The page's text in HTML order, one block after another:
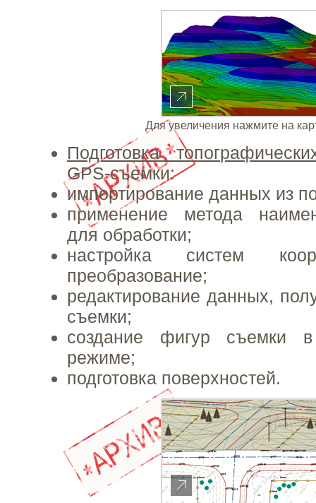
Для увеличения нажмите на
Подготовка
GPS-съемки:
импортирование данных из
применение метода
для обработки;
настройка систем
преобразование;
редактирование данных,
съемки;
создание фигур съемки в
режиме;
подготовка поверхностей.